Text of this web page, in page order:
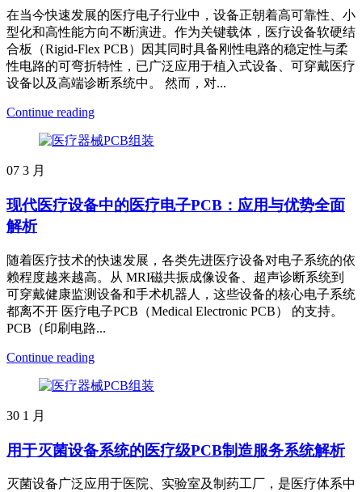
在当今快速发展的医疗电子行业中，设备正朝着高可靠性、小
型化和高性能方向不断演进。作为关键载体，医疗设备软硬结
合板（Rigid-Flex PCB）因其同时具备刚性电路的稳定性与柔
性电路的可弯折特性，已广泛应用于植入式设备、可穿戴医疗
设备以及高端诊断系统中。 然而，对...
Continue reading
07 3 月
现代医疗设备中的医疗电子PCB：应用与优势全面
解析
随着医疗技术的快速发展，各类先进医疗设备对电子系统的依
赖程度越来越高。从 MRI磁共振成像设备、超声诊断系统到
可穿戴健康监测设备和手术机器人，这些设备的核心电子系统
都离不开 医疗电子PCB（Medical Electronic PCB） 的支持。
PCB（印刷电路...
Continue reading
30 1 月
用于灭菌设备系统的医疗级PCB制造服务系统解析
灭菌设备广泛应用于医院、实验室及制药工厂，是医疗体系中